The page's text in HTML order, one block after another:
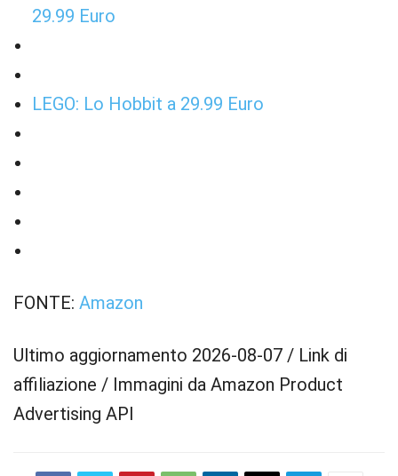
29.99 Euro
LEGO: Lo Hobbit a 29.99 Euro
FONTE: Amazon
Ultimo aggiornamento 2026-08-07 / Link di
affiliazione / Immagini da Amazon Product
Advertising API